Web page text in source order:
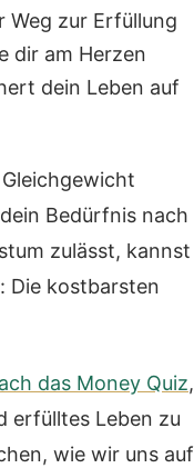
Weg zur Erfüllung
dir am Herzen
dein Leben auf
Bedürfnis nach
zulässt, kannst
Die kostbarsten
das Money Quiz,
erfülltes Leben zu
wie wir uns auf